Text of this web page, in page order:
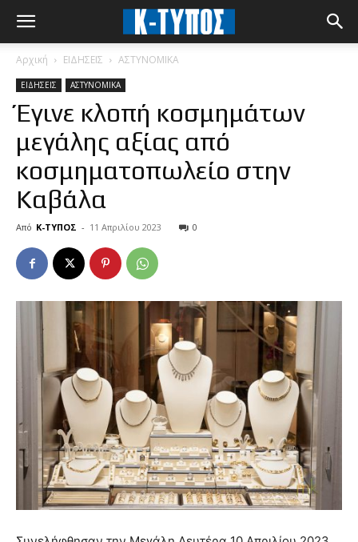
Αρχική ΕΙΔΗΣΕΙΣ ΑΣΤΥΝΟΜΙΚΑ
ΕΙΔΗΣΕΙΣ ΑΣΤΥΝΟΜΙΚΑ
Έγινε κλοπή κοσμημάτων
μεγάλης αξίας από
κοσμηματοπωλείο στην
Καβάλα
Από Κ-ΤΥΠΟΣ - 11 Απριλίου 2023 0